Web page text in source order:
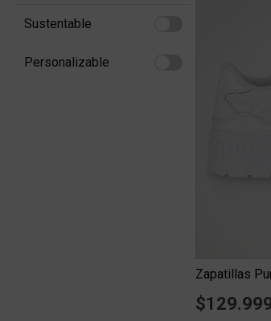
Sustentable
Refine by Sustentable: Sustentable
Personalizable
Refine by Personalizable: Personalizable
Zapatillas